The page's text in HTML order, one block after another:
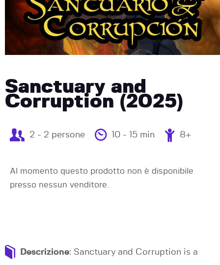
Sanctuary and
Corruption (2025)
2 - 2 persone 10 - 15 min 8+
Al momento questo prodotto non è disponibile
presso nessun venditore.
Descrizione: Sanctuary and Corruption is a